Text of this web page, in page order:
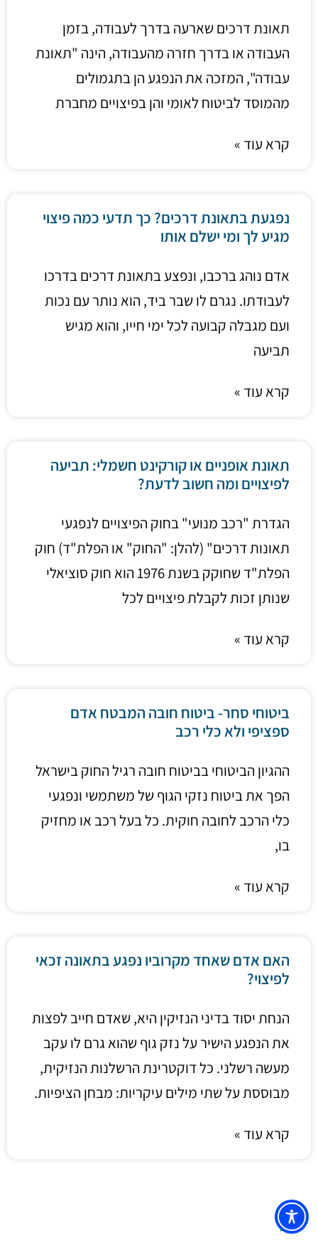
תאונת דרכים שארעה בדרך לעבודה, בזמן
העבודה או בדרך חזרה מהעבודה, הינה "תאונת
עבודה", המזכה את הנפגע הן בתגמולים
מהמוסד לביטוח לאומי והן בפיצויים מחברת
קרא עוד »
נפגעת בתאונת דרכים? כך תדעי כמה פיצוי
מגיע לך ומי ישלם אותו
אדם נוהג ברכבו, ונפצע בתאונת דרכים בדרכו
לעבודתו. נגרם לו שבר ביד, הוא נותר עם נכות
ועם מגבלה קבועה לכל ימי חייו, והוא מגיש
תביעה
קרא עוד »
תאונת אופניים או קורקינט חשמלי: תביעה
לפיצויים ומה חשוב לדעת?
הגדרת "רכב מנועי" בחוק הפיצויים לנפגעי
תאונות דרכים" (להלן: "החוק" או הפלת"ד) חוק
הפלת"ד שחוקק בשנת 1976 הוא חוק סוציאלי
שנותן זכות לקבלת פיצויים לכל
קרא עוד »
ביטוחי סחר- ביטוח חובה המבטח אדם
ספציפי ולא כלי רכב
ההגיון הביטוחי בביטוח חובה רגיל החוק בישראל
הפך את ביטוח נזקי הגוף של משתמשי ונפגעי
כלי הרכב לחובה חוקית. כל בעל רכב או מחזיק
בו,
קרא עוד »
האם אדם שאחד מקרוביו נפגע בתאונה זכאי
לפיצוי?
הנחת יסוד בדיני הנזיקין היא, שאדם חייב לפצות
את הנפגע הישיר על נזק גוף שהוא גרם לו עקב
מעשה רשלני. כל דוקטרינת הרשלנות הנזיקית,
מבוססת על שתי מילים עיקריות: מבחן הציפיות.
קרא עוד »